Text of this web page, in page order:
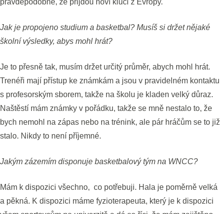
pravděpodobné, že přijdou noví kluci z Evropy.
Jak je propojeno studium a basketbal? Musíš si držet nějaké
školní výsledky, abys mohl hrát?
Je to přesně tak, musím držet určitý průměr, abych mohl hrát.
Trenéři mají přístup ke známkám a jsou v pravidelném kontaktu
s profesorským sborem, takže na školu je kladen velký důraz.
Naštěstí mám známky v pořádku, takže se mně nestalo to, že
bych nemohl na zápas nebo na trénink, ale pár hráčům se to již
stalo. Nikdy to není příjemné.
Jakým zázemím disponuje basketbalový tým na WNCC?
Mám k dispozici všechno, co potřebuji. Hala je poměrně velká
a pěkná. K dispozici máme fyzioterapeuta, který je k dispozici